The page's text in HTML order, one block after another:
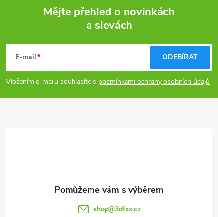
p
Mějte přehled o novinkách
a slevách
E-mail
Vložením e-mailu souhlasíte s podmínkami ochrany osobních údajů
ODEBÍRAT
shop@3dfox.cz